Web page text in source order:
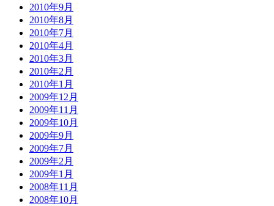
2010年9月
2010年8月
2010年7月
2010年4月
2010年3月
2010年2月
2010年1月
2009年12月
2009年11月
2009年10月
2009年9月
2009年7月
2009年2月
2009年1月
2008年11月
2008年10月